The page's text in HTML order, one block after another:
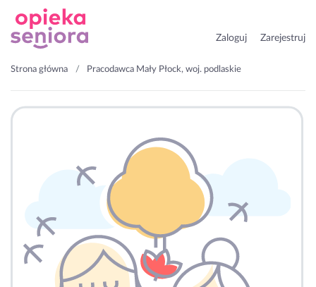
Zaloguj Zarejestruj
Strona główna Pracodawca Mały Płock, woj. podlaskie